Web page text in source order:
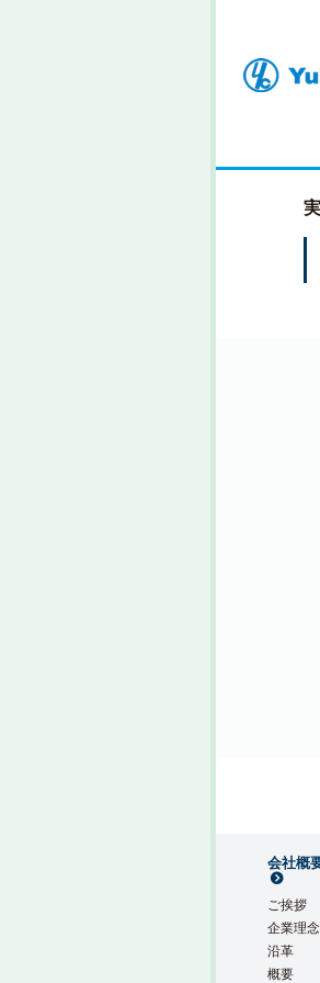
会社概
ご挨拶
企業理念
沿革
概要